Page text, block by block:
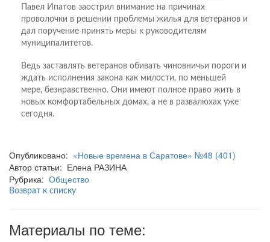
Павел Ипатов заострил внимание на причинах
проволочки в решении проблемы жилья для ветеранов и
дал поручение принять меры к руководителям
муниципалитетов.
Ведь заставлять ветеранов обивать чиновничьи пороги и
ждать исполнения закона как милости, по меньшей
мере, безнравственно. Они имеют полное право жить в
новых комфортабельных домах, а не в развалюхах уже
сегодня.
Опубликовано: «Новые времена в Саратове» №48 (401)
Автор статьи: Елена РАЗИНА
Рубрика: Общество
Возврат к списку
Материалы по теме: